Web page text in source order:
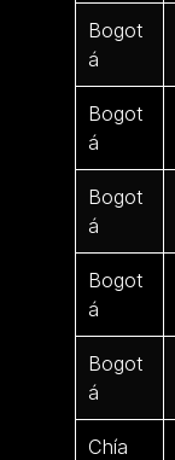
Bogot
á
Bogot
á
Bogot
á
Bogot
á
Bogot
á
Chía